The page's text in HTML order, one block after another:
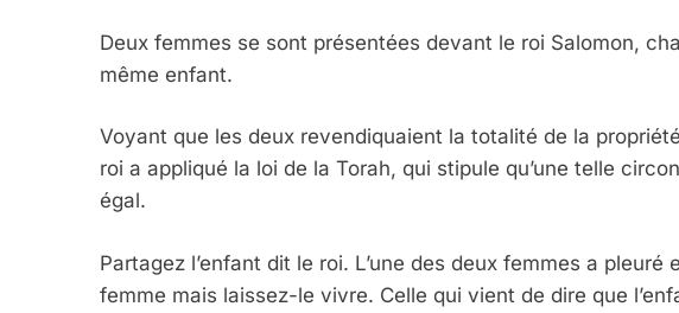
Deux femmes se sont présentées devant le roi Salomon,
même enfant.
Voyant que les deux revendiquaient la totalité de la
roi a appliqué la loi de la Torah, qui stipule qu’une telle
égal.
Partagez l’enfant dit le roi. L’une des deux femmes a pleuré
femme mais laissez-le vivre. Celle qui vient de dire que